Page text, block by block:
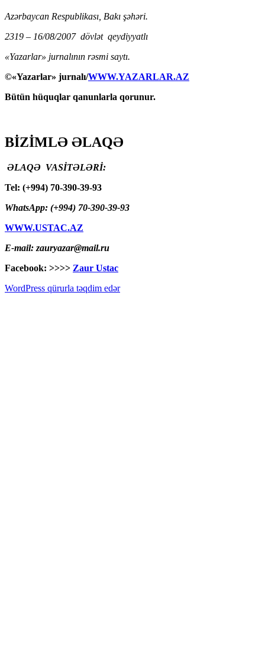
Azərbaycan Respublikası, Bakı şəhəri.
2319 – 16/08/2007 dövlət qeydiyyatlı
«Yazarlar» jurnalının rəsmi saytı.
©«Yazarlar» jurnalı/WWW.YAZARLAR.AZ
Bütün hüquqlar qanunlarla qorunur.
BİZİMLƏ ƏLAQƏ
ƏLAQƏ VASİTƏLƏRİ:
Tel: (+994) 70-390-39-93
WhatsApp: (+994) 70-390-39-93
WWW.USTAC.AZ
E-mail: zauryazar@mail.ru
Facebook: >>>> Zaur Ustac
WordPress qürurla təqdim edər